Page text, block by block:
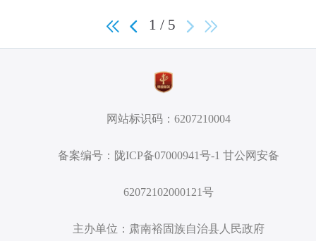
1 / 5
网站标识码：6207210004
备案编号：陇ICP备07000941号-1 甘公网安备
62072102000121号
主办单位：肃南裕固族自治县人民政府